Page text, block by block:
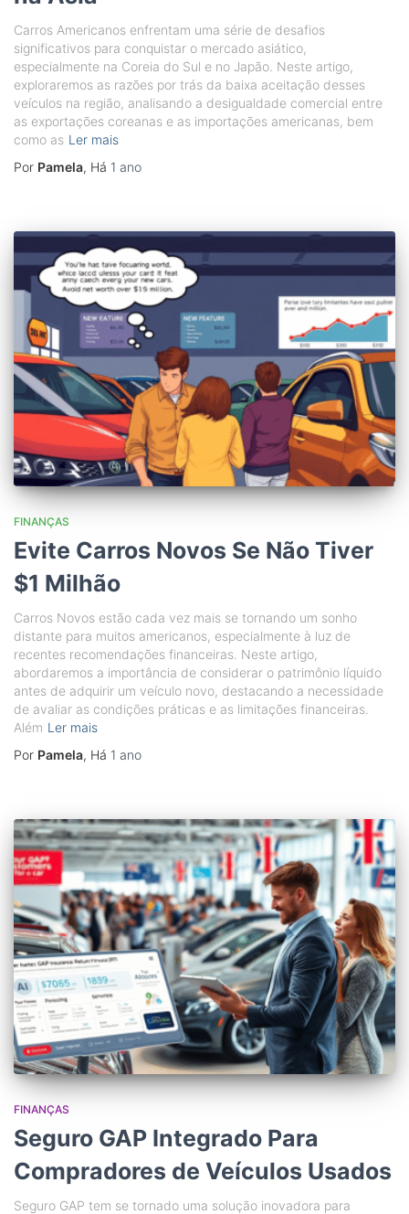
Carros Americanos enfrentam uma série de desafios
significativos para conquistar o mercado asiático,
especialmente na Coreia do Sul e no Japão. Neste artigo,
exploraremos as razões por trás da baixa aceitação desses
veículos na região, analisando a desigualdade comercial entre
as exportações coreanas e as importações americanas, bem
como as Ler mais
Por Pamela, Há 1 ano
FINANÇAS
Evite Carros Novos Se Não Tiver
$1 Milhão
Carros Novos estão cada vez mais se tornando um sonho
distante para muitos americanos, especialmente à luz de
recentes recomendações financeiras. Neste artigo,
abordaremos a importância de considerar o patrimônio líquido
antes de adquirir um veículo novo, destacando a necessidade
de avaliar as condições práticas e as limitações financeiras.
Além Ler mais
Por Pamela, Há 1 ano
FINANÇAS
Seguro GAP Integrado Para
Compradores de Veículos Usados
Seguro GAP tem se tornado uma solução inovadora para